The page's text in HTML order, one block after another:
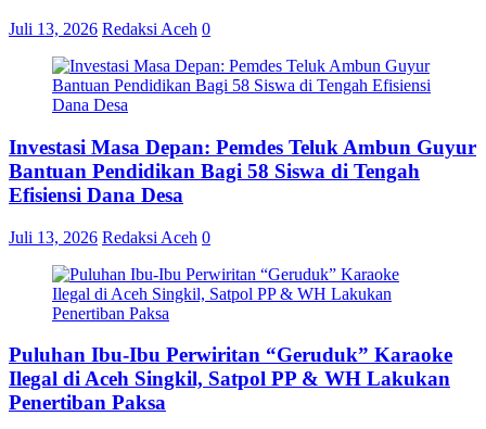
Juli 13, 2026 Redaksi Aceh 0
Investasi Masa Depan: Pemdes Teluk Ambun Guyur
Bantuan Pendidikan Bagi 58 Siswa di Tengah
Efisiensi Dana Desa
Juli 13, 2026 Redaksi Aceh 0
Puluhan Ibu-Ibu Perwiritan “Geruduk” Karaoke
Ilegal di Aceh Singkil, Satpol PP & WH Lakukan
Penertiban Paksa